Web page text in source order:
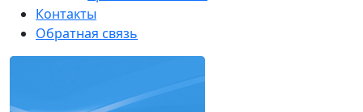
Контакты
Обратная связь